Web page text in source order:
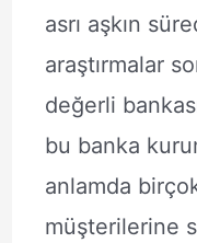
asrı aşkın
araştırmalar
değerli
bu banka
anlamda
müşterilerine